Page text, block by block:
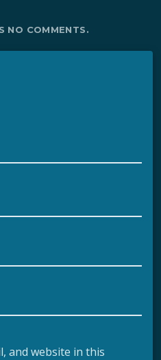
NO COMMENTS.
and website in this